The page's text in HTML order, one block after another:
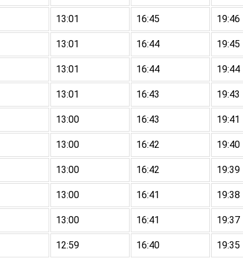
13:01 16:45 19:46
13:01 16:44 19:45
13:01 16:44 19:44
13:01 16:43 19:43
13:00 16:43 19:41
13:00 16:42 19:40
13:00 16:42 19:39
13:00 16:41 19:38
13:00 16:41 19:37
12:59 16:40 19:35